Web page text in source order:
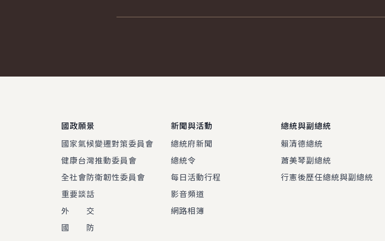
國政願景
國家氣候變遷對策委員會
健康台灣推動委員會
全社會防衛韌性委員會
重要談話
外 交
國 防
新聞與活動
總統府新聞
總統令
每日活動行程
影音頻道
網路相簿
總統與副總統
賴清德總統
蕭美琴副總統
行憲後歷任總統與副總統